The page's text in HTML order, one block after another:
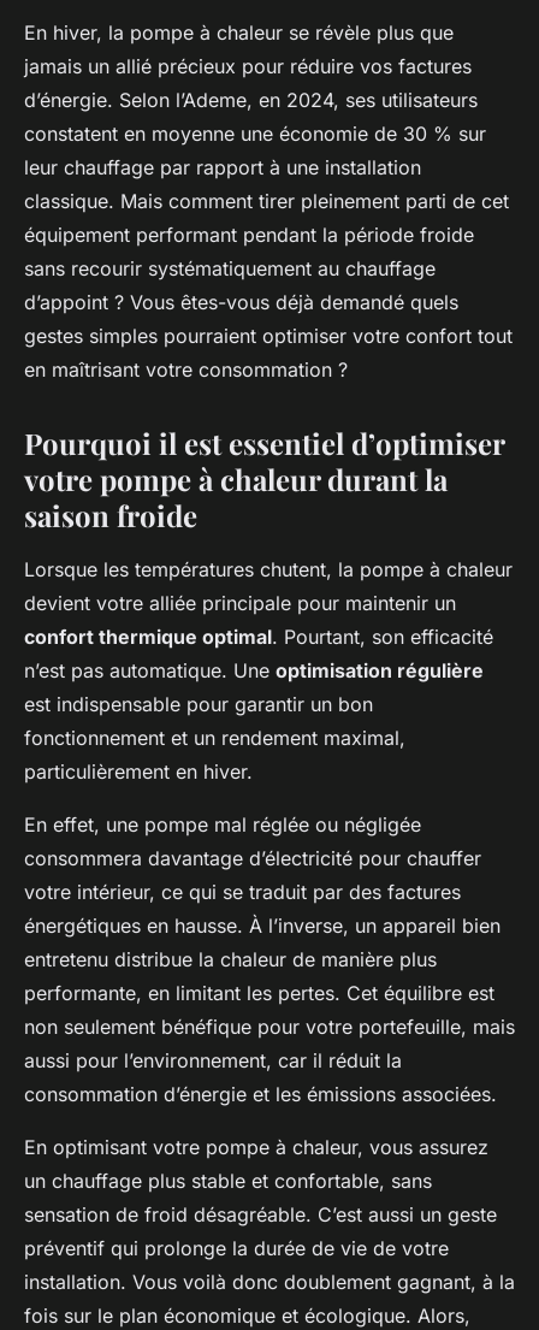
En hiver, la pompe à chaleur se révèle plus que
jamais un allié précieux pour réduire vos factures
d’énergie. Selon l’Ademe, en 2024, ses utilisateurs
constatent en moyenne une économie de 30 % sur
leur chauffage par rapport à une installation
classique. Mais comment tirer pleinement parti de cet
équipement performant pendant la période froide
sans recourir systématiquement au chauffage
d’appoint ? Vous êtes-vous déjà demandé quels
gestes simples pourraient optimiser votre confort tout
en maîtrisant votre consommation ?
Pourquoi il est essentiel d’optimiser
votre pompe à chaleur durant la
saison froide
Lorsque les températures chutent, la pompe à chaleur
devient votre alliée principale pour maintenir un
confort thermique optimal. Pourtant, son efficacité
n’est pas automatique. Une optimisation régulière
est indispensable pour garantir un bon
fonctionnement et un rendement maximal,
particulièrement en hiver.
En effet, une pompe mal réglée ou négligée
consommera davantage d’électricité pour chauffer
votre intérieur, ce qui se traduit par des factures
énergétiques en hausse. À l’inverse, un appareil bien
entretenu distribue la chaleur de manière plus
performante, en limitant les pertes. Cet équilibre est
non seulement bénéfique pour votre portefeuille, mais
aussi pour l’environnement, car il réduit la
consommation d’énergie et les émissions associées.
En optimisant votre pompe à chaleur, vous assurez
un chauffage plus stable et confortable, sans
sensation de froid désagréable. C’est aussi un geste
préventif qui prolonge la durée de vie de votre
installation. Vous voilà donc doublement gagnant, à la
fois sur le plan économique et écologique. Alors,